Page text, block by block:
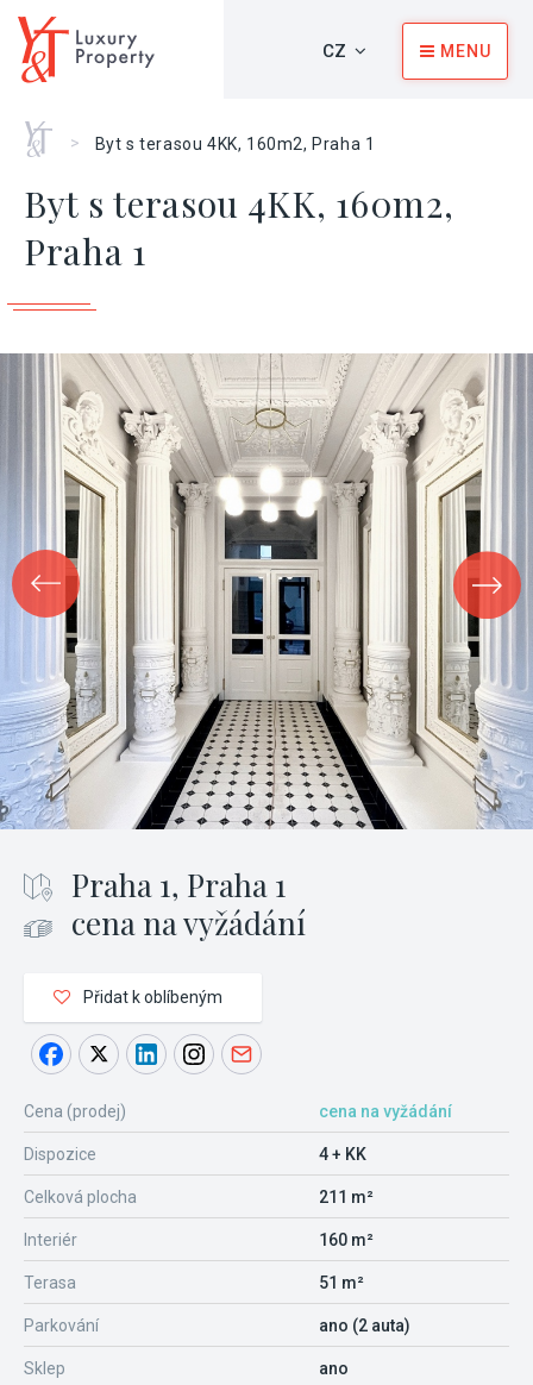
CZ MENU
Home
> Byt s terasou 4KK, 160m2, Praha 1
Byt s terasou 4KK, 160m2,
Praha 1
Praha 1, Praha 1
cena na vyžádání
Přidat k oblíbeným
Cena (prodej) cena na vyžádání
Dispozice 4 + KK
Celková plocha 211 m²
Interiér 160 m²
Terasa 51 m²
Parkování ano (2 auta)
Sklep ano